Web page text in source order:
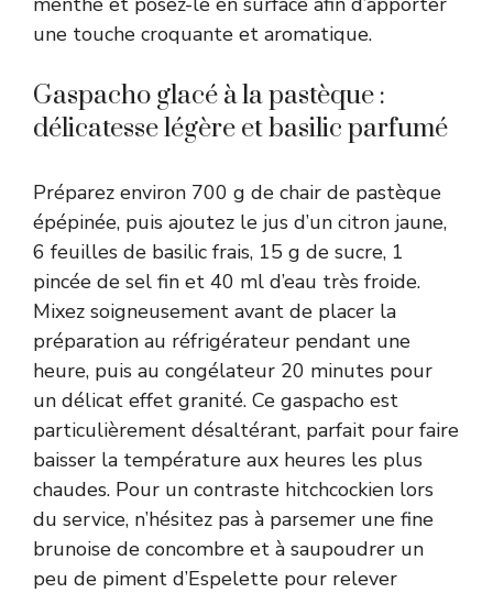
une touche croquante et aromatique.
Gaspacho glacé à la pastèque :
délicatesse légère et basilic parfumé
Préparez environ 700 g de chair de pastèque
épépinée, puis ajoutez le jus d’un citron jaune,
6 feuilles de basilic frais, 15 g de sucre, 1
pincée de sel fin et 40 ml d’eau très froide.
Mixez soigneusement avant de placer la
préparation au réfrigérateur pendant une
heure, puis au congélateur 20 minutes pour
un délicat effet granité. Ce gaspacho est
particulièrement désaltérant, parfait pour faire
baisser la température aux heures les plus
chaudes. Pour un contraste hitchcockien lors
du service, n’hésitez pas à parsemer une fine
brunoise de concombre et à saupoudrer un
peu de piment d’Espelette pour relever